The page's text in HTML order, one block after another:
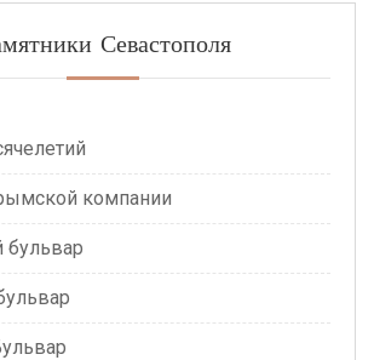
Севастополя
компании
бульвар